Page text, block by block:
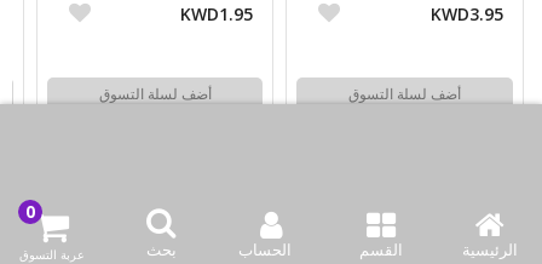
الرئيسية القسم الحساب بحث عربة التسوق
KWD3.95
أضف لسلة التسوق
KWD1.95
أضف لسلة التسوق